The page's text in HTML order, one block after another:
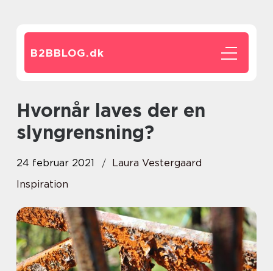
B2BBLOG.dk
Hvornår laves der en
slyngrensning?
24 februar 2021
Laura Vestergaard
Inspiration